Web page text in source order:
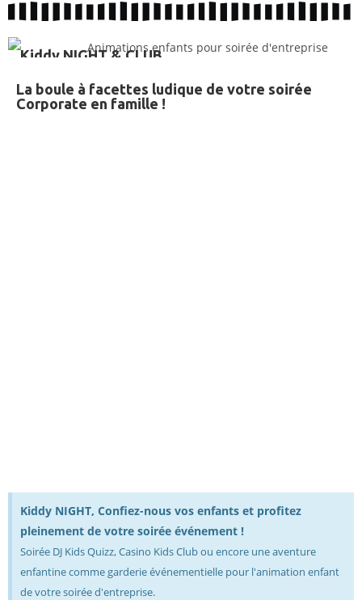
Kiddy NIGHT & CLUB
La boule à facettes ludique de votre soirée
Corporate en famille !
Kiddy NIGHT, Confiez-nous vos enfants et profitez
pleinement de votre soirée événement !
Soirée DJ Kids Quizz, Casino Kids Club ou encore une aventure
enfantine comme garderie événementielle pour l'animation enfant
de votre soirée d'entreprise.